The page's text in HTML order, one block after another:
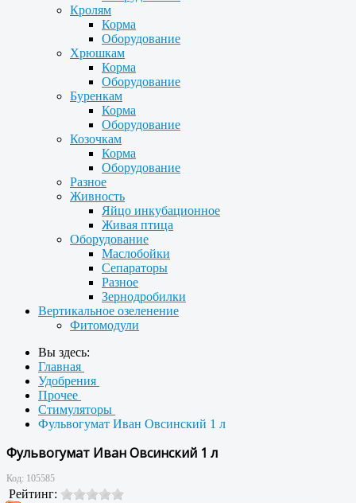
Кролям
Корма
Оборудование
Хрюшкам
Корма
Оборудование
Буренкам
Корма
Оборудование
Козочкам
Корма
Оборудование
Разное
Живность
Яйцо инкубационное
Живая птица
Оборудование
Маслобойки
Сепараторы
Разное
Зернодробилки
Вертикальное озеленение
Фитомодули
Вы здесь:
Главная
Удобрения
Прочее
Стимуляторы
Фульвогумат Иван Овсинский 1 л
Фульвогумат Иван Овсинский 1 л
Код: 105585
Рейтинг: